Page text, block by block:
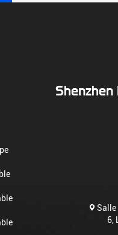
Salle
6,